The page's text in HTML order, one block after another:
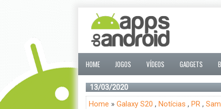
HOME JOGOS VÍDEOS GADGETS
13/03/2020
Home » Galaxy S20 , Notícias , PR,